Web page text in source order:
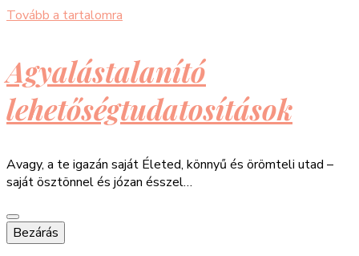
Tovább a tartalomra
Agyalástalanító
lehetőségtudatosítások
Avagy, a te igazán saját Életed, könnyű és örömteli utad –
saját ösztönnel és józan ésszel…
Bezárás